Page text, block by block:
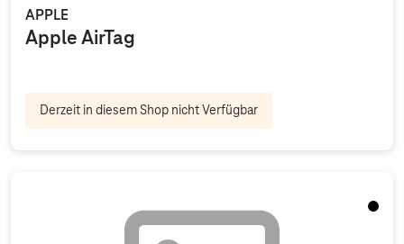
APPLE
Apple AirTag
Derzeit in diesem Shop nicht Verfügbar